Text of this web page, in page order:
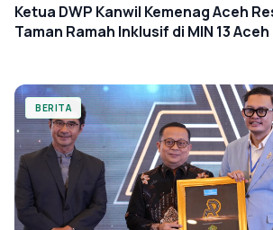
Ketua DWP Kanwil Kemenag Aceh
Taman Ramah Inklusif di MIN 13
BERITA